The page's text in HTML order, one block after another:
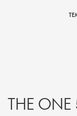
THE